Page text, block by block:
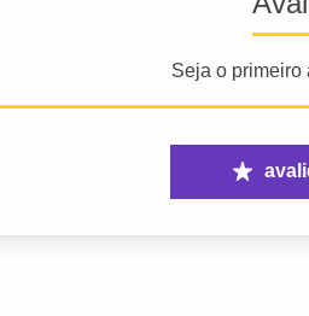
Seja o primeiro